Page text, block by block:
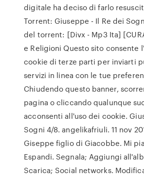
digitale ha deciso di farlo
Torrent: Giuseppe - Il Re dei
del torrent: [Divx - Mp3 Ita]
e Religioni Questo sito consente
cookie di terze parti per inviarti
servizi in linea con le tue
Chiudendo questo banner,
pagina o cliccando qualunque
acconsenti all'uso dei cookie.
Sogni 4/8. angelikafriuli. 11 nov
Giseppe figlio di Giacobbe. Mi
Espandi. Segnala; Aggiungi
Scarica; Social networks.